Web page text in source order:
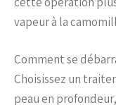
vapeur à la
Comment se
Choisissez un
peau en